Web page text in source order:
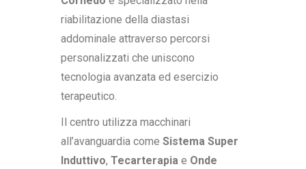
riabilitazione della diastasi
addominale attraverso percorsi
personalizzati che uniscono
tecnologia avanzata ed esercizio
terapeutico.
Il centro utilizza macchinari
all’avanguardia come Sistema Super
Induttivo, Tecarterapia e Onde